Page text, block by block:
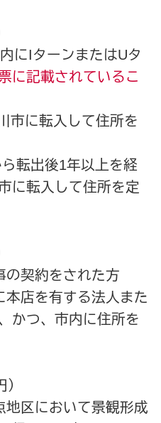
にIターンまたはUタ
に記載されているこ
市に転入して住所を
転出後1年以上を経
に転入して住所を定
の契約をされた方
店を有する法人また
かつ、市内に住所を
区において景観形成